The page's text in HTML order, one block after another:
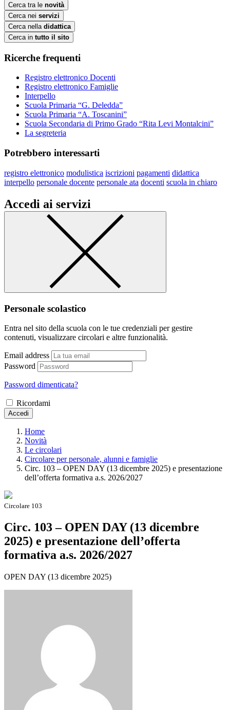
Cerca tra le novità
Cerca nei servizi
Cerca nella didattica
Cerca in tutto il sito
Ricerche frequenti
Registro elettronico Docenti
Registro elettronico Famiglie
Interpello
Scuola Primaria “G. Deledda”
Scuola Primaria “A. Toscanini”
Scuola Secondaria di Primo Grado “Rita Levi Montalcini”
La segreteria
Potrebbero interessarti
registro elettronico modulistica iscrizioni pagamenti didattica
interpello personale docente personale ata docenti scuola in chiaro
Accedi ai servizi
Personale scolastico
Entra nel sito della scuola con le tue credenziali per gestire
contenuti, visualizzare circolari e altre funzionalità.
Email address
Password
Password dimenticata?
Ricordami
Accedi
Home
Novità
Le circolari
Circolare per personale, alunni e famiglie
Circ. 103 – OPEN DAY (13 dicembre 2025) e presentazione
dell’offerta formativa a.s. 2026/2027
Circolare 103
Circ. 103 – OPEN DAY (13 dicembre
2025) e presentazione dell’offerta
formativa a.s. 2026/2027
OPEN DAY (13 dicembre 2025)